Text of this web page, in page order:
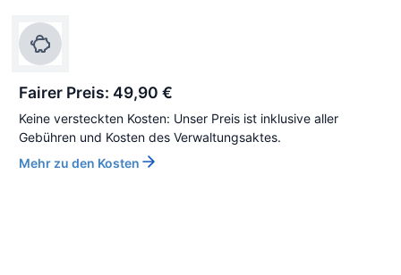
Fairer Preis: 49,90 €
Keine versteckten Kosten: Unser Preis ist inklusive aller
Gebühren und Kosten des Verwaltungsaktes.
Mehr zu den Kosten